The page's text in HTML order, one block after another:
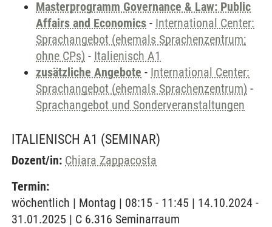
Masterprogramm Governance & Law: Public
Affairs and Economics - International Center:
Sprachangebot (ehemals Sprachenzentrum;
ohne CPs) - Italienisch A1
zusätzliche Angebote - International Center:
Sprachangebot (ehemals Sprachenzentrum) -
Sprachangebot und Sonderveranstaltungen
ITALIENISCH A1 (SEMINAR)
Dozent/in: Chiara Zappacosta
Termin:
wöchentlich | Montag | 08:15 - 11:45 | 14.10.2024 -
31.01.2025 | C 6.316 Seminarraum